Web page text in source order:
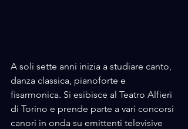
A soli sette anni inizia a studiare canto,
danza classica, pianoforte e
fisarmonica. Si esibisce al Teatro Alfieri
di Torino e prende parte a vari concorsi
canori in onda su emittenti televisive